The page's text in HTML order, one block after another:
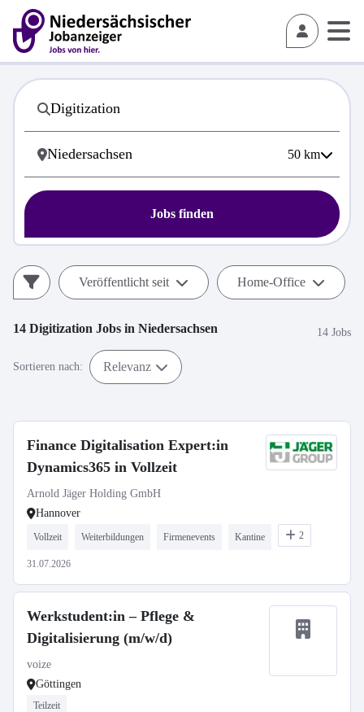
50 km
Jobs finden
Veröffentlicht seit Home-Office
14 Digitization Jobs in Niedersachsen 14 Jobs
Sortieren nach: Relevanz
Finance Digitalisation Expert:in
Dynamics365 in Vollzeit
Arnold Jäger Holding GmbH
Hannover
Vollzeit Weiterbildungen Firmenevents Kantine 2
31.07.2026
Werkstudent:in – Pflege &
Digitalisierung (m/w/d)
voize
Göttingen
Teilzeit